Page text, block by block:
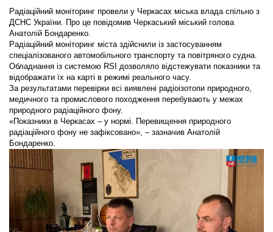
Радіаційний моніторинг провели у Черкасах міська влада спільно з
ДСНС України. Про це повідомив Черкаський міський голова
Анатолій Бондаренко.
Радіаційний моніторинг міста здійснили із застосуванням
спеціалізованого автомобільного транспорту та повітряного судна.
Обладнання із системою RSI дозволяло відстежувати показники та
відображати їх на карті в режимі реального часу.
За результатами перевірки всі виявлені радіоізотопи природного,
медичного та промислового походження перебувають у межах
природного радіаційного фону.
«Показники в Черкасах – у нормі. Перевищення природного
радіаційного фону не зафіксовано», – зазначив Анатолій
Бондаренко.